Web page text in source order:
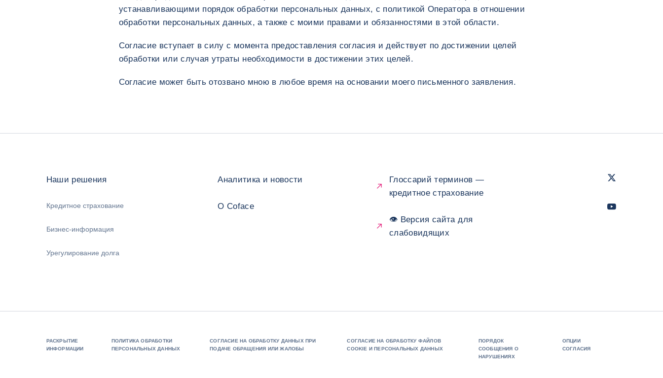
устанавливающими порядок обработки персональных данных, с политикой Оператора в отношении
обработки персональных данных, а также с моими правами и обязанностями в этой области.
Согласие вступает в силу с момента предоставления согласия и действует по достижении целей
обработки или случая утраты необходимости в достижении этих целей.
Согласие может быть отозвано мною в любое время на основании моего письменного заявления.
Наши решения
Кредитное страхование
Бизнес-информация
Урегулирование долга
Аналитика и новости
О Coface
Глоссарий терминов —
кредитное страхование
👁 Версия сайта для
слабовидящих
Twitter
Youtube
РАСКРЫТИЕ
ИНФОРМАЦИИ
ПОЛИТИКА ОБРАБОТКИ
ПЕРСОНАЛЬНЫХ ДАННЫХ
СОГЛАСИЕ НА ОБРАБОТКУ ДАННЫХ ПРИ
ПОДАЧЕ ОБРАЩЕНИЯ ИЛИ ЖАЛОБЫ
СОГЛАСИЕ НА ОБРАБОТКУ ФАЙЛОВ
COOKIE И ПЕРСОНАЛЬНЫХ ДАННЫХ
ПОРЯДОК
СООБЩЕНИЯ О
НАРУШЕНИЯХ
ОПЦИИ
СОГЛАСИЯ